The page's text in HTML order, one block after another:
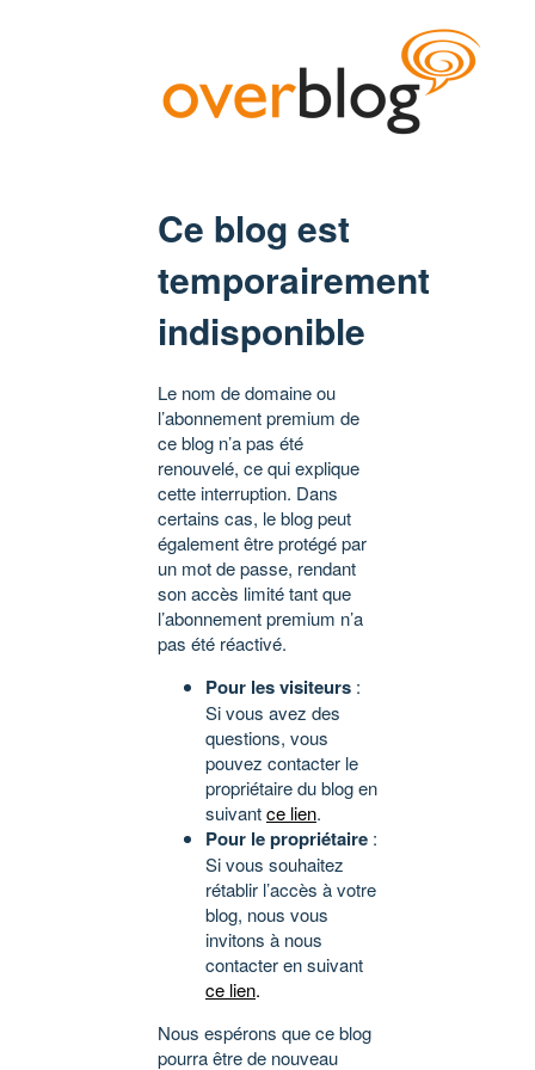
Ce blog est
temporairement
indisponible
Le nom de domaine ou
l’abonnement premium de
ce blog n’a pas été
renouvelé, ce qui explique
cette interruption. Dans
certains cas, le blog peut
également être protégé par
un mot de passe, rendant
son accès limité tant que
l’abonnement premium n’a
pas été réactivé.
Pour les visiteurs :
Si vous avez des
questions, vous
pouvez contacter le
propriétaire du blog en
suivantce lien.
Pour le propriétaire :
Si vous souhaitez
rétablir l’accès à votre
blog, nous vous
invitons à nous
contacter en suivant
ce lien.
Nous espérons que ce blog
pourra être de nouveau